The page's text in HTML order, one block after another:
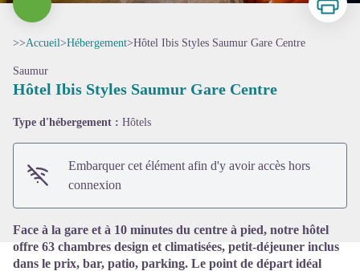
>>Accueil>Hébergement>Hôtel Ibis Styles Saumur Gare Centre
Saumur
Hôtel Ibis Styles Saumur Gare Centre
Type d'hébergement : Hôtels
Embarquer cet élément afin d'y avoir accès hors
connexion
Face à la gare et à 10 minutes du centre à pied, notre hôtel
offre 63 chambres design et climatisées, petit-déjeuner inclus
dans le prix, bar, patio, parking. Le point de départ idéal